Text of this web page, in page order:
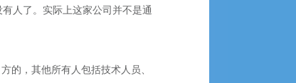
人了。实际上这家公司并不是通
的，其他所有人包括技术人员、